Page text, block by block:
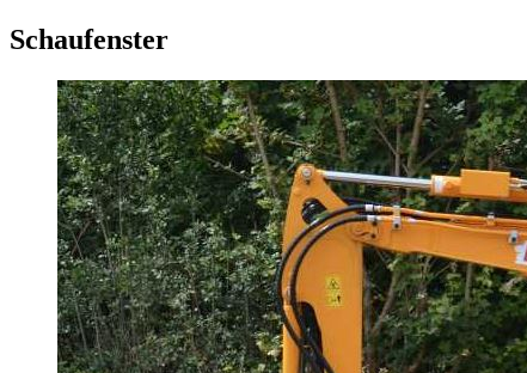
Schaufenster